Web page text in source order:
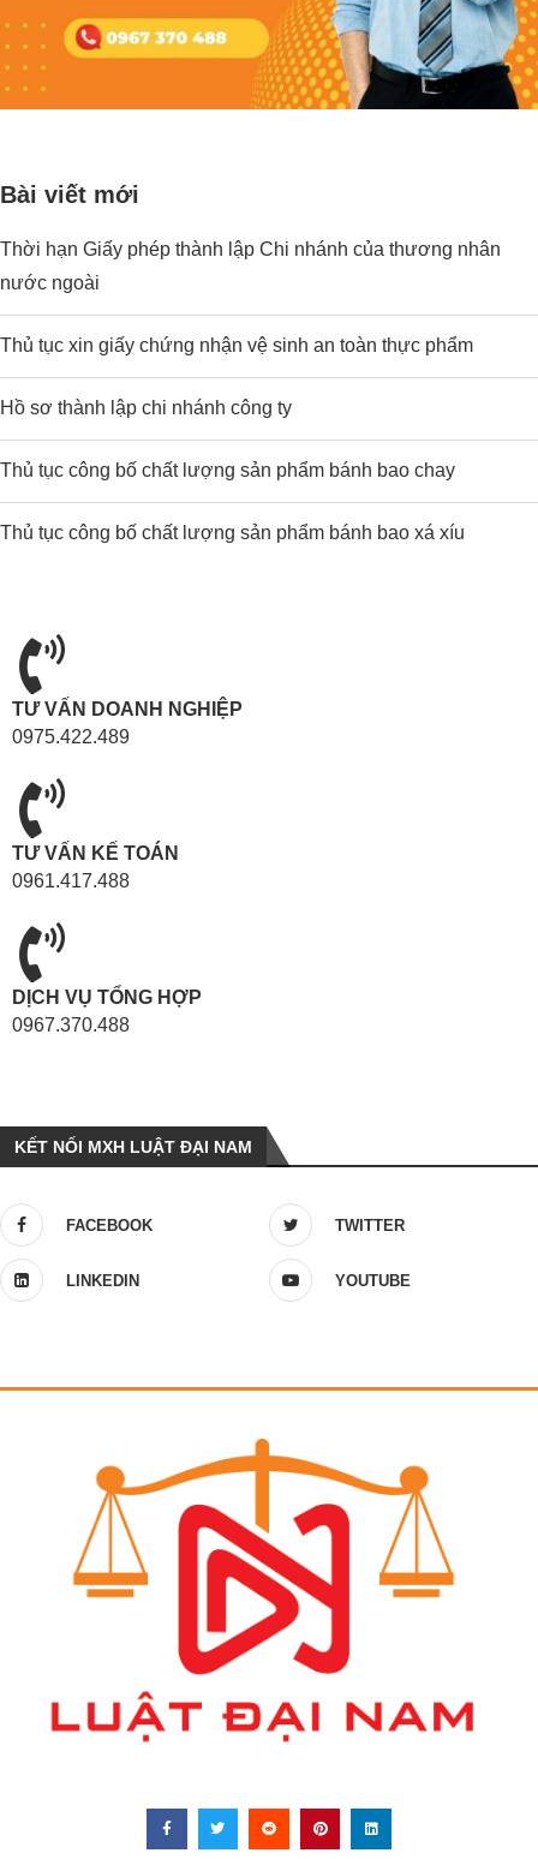
Bài viết mới
Thời hạn Giấy phép thành lập Chi nhánh của thương nhân
nước ngoài
Thủ tục xin giấy chứng nhận vệ sinh an toàn thực phẩm
Hồ sơ thành lập chi nhánh công ty
Thủ tục công bố chất lượng sản phẩm bánh bao chay
Thủ tục công bố chất lượng sản phẩm bánh bao xá xíu
TƯ VẤN DOANH NGHIỆP
0975.422.489
TƯ VẤN KẾ TOÁN
0961.417.488
DỊCH VỤ TỔNG HỢP
0967.370.488
KẾT NỐI MXH LUẬT ĐẠI NAM
FACEBOOK TWITTER
LINKEDIN YOUTUBE